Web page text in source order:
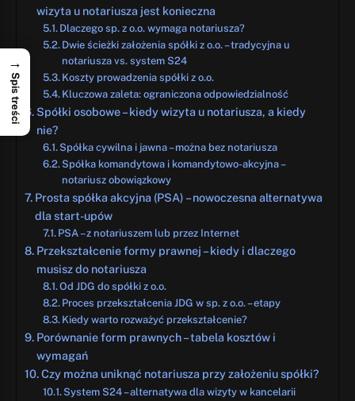
wizyta u notariusza jest konieczna
Dlaczego sp. z o.o. wymaga notariusza?
Dwie ścieżki założenia spółki z o.o. – tradycyjna u
notariusza vs. system S24
Koszty prowadzenia spółki z o.o.
Kluczowa zaleta: ograniczona odpowiedzialność
Spółki osobowe – kiedy wizyta u notariusza, a kiedy
nie?
Spółka cywilna i jawna – można bez notariusza
Spółka komandytowa i komandytowo-akcyjna –
notariusz obowiązkowy
Prosta spółka akcyjna (PSA) – nowoczesna alternatywa
dla start-upów
PSA – z notariuszem lub przez Internet
Przekształcenie formy prawnej – kiedy i dlaczego
musisz do notariusza
Od JDG do spółki z o.o.
Proces przekształcenia JDG w sp. z o.o. – etapy
Kiedy warto rozważyć przekształcenie?
Porównanie form prawnych – tabela kosztów i
wymagań
Czy można uniknąć notariusza przy założeniu spółki?
System S24 – alternatywa dla wizyty w kancelarii
→
Spis treści